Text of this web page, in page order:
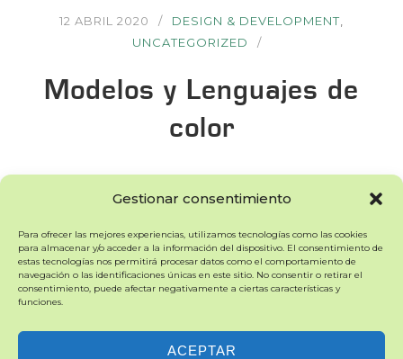
Gestionar consentimiento
Para ofrecer las mejores experiencias, utilizamos tecnologías como las cookies
para almacenar y/o acceder a la información del dispositivo. El consentimiento de
estas tecnologías nos permitirá procesar datos como el comportamiento de
navegación o las identificaciones únicas en este sitio. No consentir o retirar el
consentimiento, puede afectar negativamente a ciertas características y
funciones.
ACEPTAR
12 ABRIL 2020 DESIGN & DEVELOPMENT
UNCATEGORIZED
Modelos y Lenguajes de
color
utilizados en diseño y artes gráficas. Se subdividen en
aditivos(rgb, lab), sustractivos(cmyk). Tambien
existen lenguajes de color(Pantone, Ral, Ncs), que
permiten homeginizar los colores para distintas